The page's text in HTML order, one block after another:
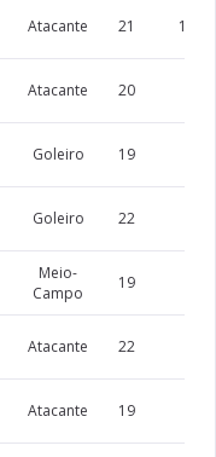
Atacante 21 177
Atacante 20
Goleiro 19
Goleiro 22
Meio-
Campo
19
Atacante 22
Atacante 19